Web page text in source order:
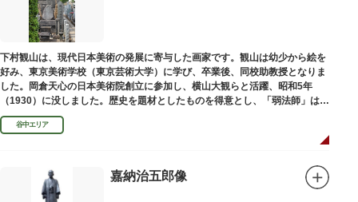
下村観山は、現代日本美術の発展に寄与した画家です。観山は幼少から絵を
好み、東京美術学校（東京芸術大学）に学び、卒業後、同校助教授となりま
した。岡倉天心の日本美術院創立に参加し、横山大観らと活躍、昭和5年
（1930）に没しました。歴史を題材としたものを得意とし、「弱法師」は代
表作です。お墓は安立寺（あんりゅうじ）にあります。
谷中エリア
嘉納治五郎像